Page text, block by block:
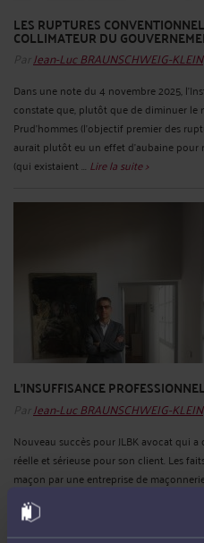
LES RUPTURES
COLLIMATEUR DU
Par Jean-Luc BRAUNSCHWEIG-KLEIN
Dans une note du 4 novembre 2025,
constate que, plutôt que de diminuer le
Prud'hommes (l’objectif premier des
aurait plutôt eu un effet d'aubaine pour
(qui existaient ... Lire la suite >
L’INSUFFISANCE
Par Jean-Luc BRAUNSCHWEIG-KLEIN
Nouveau succès pour JLBK avocat qui
réelle et sérieuse pour son client. Les
maçon par une entreprise de
l’employeur lui fait signer un avenant à